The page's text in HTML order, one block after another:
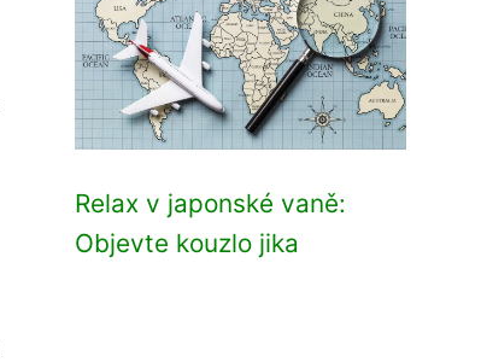
Relax v japonské vaně:
Objevte kouzlo jika